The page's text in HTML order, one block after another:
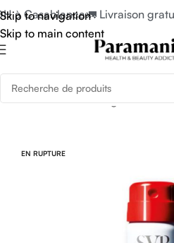
Skip to navigation
Skip to main content
à Casablanca🚛 Livraison
Accueil/Soins du Visage
EN RUPTURE